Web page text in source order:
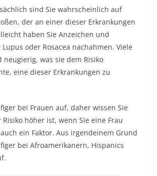
sind Sie wahrscheinlich auf
der an einer dieser Erkrankungen
haben Sie Anzeichen und
oder Rosacea nachahmen. Viele
neugierig, was sie dem Risiko
eine dieser Erkrankungen zu
bei Frauen auf, daher wissen Sie
höher ist, wenn Sie eine Frau
ein Faktor. Aus irgendeinem Grund
bei Afroamerikanern, Hispanics